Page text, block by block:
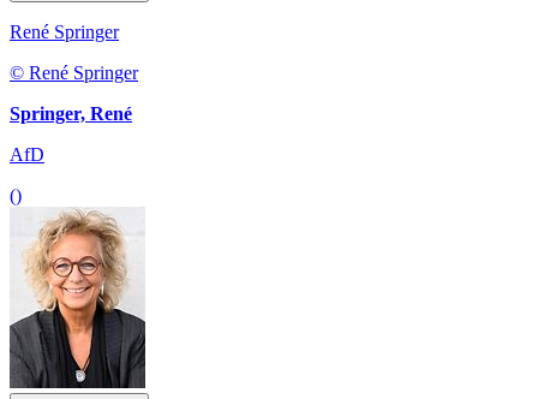
René Springer
© René Springer
Springer, René
AfD
()